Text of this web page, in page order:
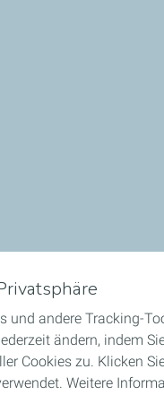
und andere Tracking-
ändern, indem
Cookies zu. Klicken
Weitere